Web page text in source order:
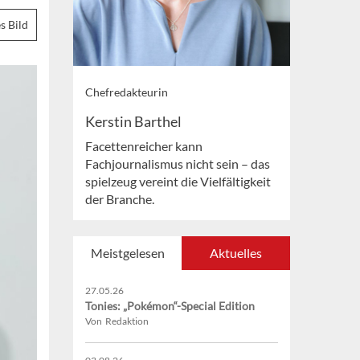
Bild
Chefredakteurin
Kerstin Barthel
Facettenreicher kann
Fachjournalismus nicht sein – das
spielzeug vereint die Vielfältigkeit
der Branche.
Meistgelesen Aktuelles
27.05.26
Tonies: „Pokémon“-Special Edition
Von Redaktion